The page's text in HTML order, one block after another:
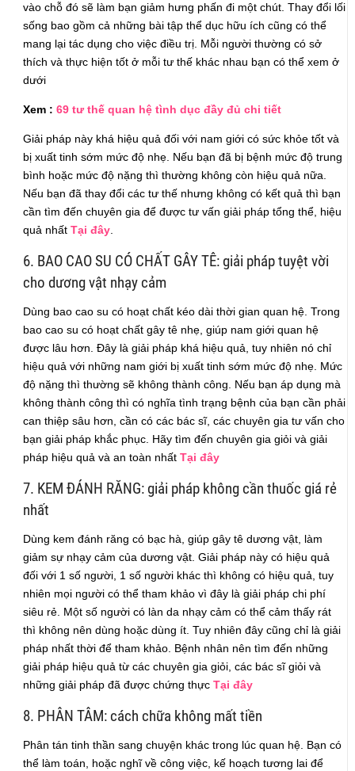
vào chỗ đó sẽ làm bạn giảm hưng phấn đi một chút. Thay đổi lối
sống bao gồm cả những bài tập thể dục hữu ích cũng có thể
mang lại tác dụng cho việc điều trị. Mỗi người thường có sở
thích và thực hiện tốt ở mỗi tư thế khác nhau bạn có thể xem ở
dưới
Xem :69 tư thế quan hệ tình dục đầy đủ chi tiết
Giải pháp này khá hiệu quả đối với nam giới có sức khỏe tốt và
bị xuất tinh sớm mức độ nhẹ. Nếu bạn đã bị bệnh mức độ trung
bình hoặc mức độ nặng thì thường không còn hiệu quả nữa.
Nếu bạn đã thay đổi các tư thế nhưng không có kết quả thì bạn
cần tìm đến chuyên gia để được tư vấn giải pháp tổng thể, hiệu
quả nhấtTại đây.
6. BAO CAO SU CÓ CHẤT GÂY TÊ: giải pháp tuyệt vời
cho dương vật nhạy cảm
Dùng bao cao su có hoạt chất kéo dài thời gian quan hệ. Trong
bao cao su có hoạt chất gây tê nhẹ, giúp nam giới quan hệ
được lâu hơn. Đây là giải pháp khá hiệu quả, tuy nhiên nó chỉ
hiệu quả với những nam giới bị xuất tinh sớm mức độ nhẹ. Mức
độ nặng thì thường sẽ không thành công. Nếu bạn áp dụng mà
không thành công thì có nghĩa tình trạng bệnh của bạn cần phải
can thiệp sâu hơn, cần có các bác sĩ, các chuyên gia tư vấn cho
bạn giải pháp khắc phục. Hãy tìm đến chuyên gia giỏi và giải
pháp hiệu quả và an toàn nhấtTại đây
7. KEM ĐÁNH RĂNG: giải pháp không cần thuốc giá rẻ
nhất
Dùng kem đánh răng có bạc hà, giúp gây tê dương vật, làm
giảm sự nhạy cảm của dương vật. Giải pháp này có hiệu quả
đối với 1 số người, 1 số người khác thì không có hiệu quả, tuy
nhiên mọi người có thể tham khảo vì đây là giải pháp chi phí
siêu rẻ. Một số người có làn da nhạy cảm có thể cảm thấy rát
thì không nên dùng hoặc dùng ít. Tuy nhiên đây cũng chỉ là giải
pháp nhất thời để tham khảo. Bệnh nhân nên tìm đến những
giải pháp hiệu quả từ các chuyên gia giỏi, các bác sĩ giỏi và
những giải pháp đã được chứng thựcTại đây
8. PHÂN TÂM: cách chữa không mất tiền
Phân tán tinh thần sang chuyện khác trong lúc quan hệ. Bạn có
thể làm toán, hoặc nghĩ về công việc, kế hoạch tương lai để